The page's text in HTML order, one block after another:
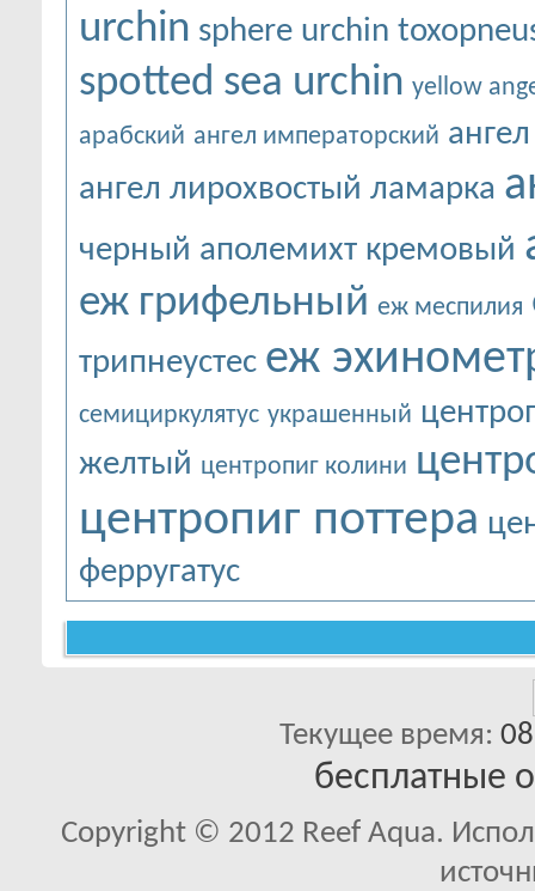
urchin sphere urchin
spotted sea urchin yellow
арабский ангел императорский
ангел лирохвостый ламарка
черный аполемихт кремовый
еж грифельный еж меспилия
трипнеустес еж
семициркулятус украшенный
желтый центропиг колини
центропиг поттера
ферругатус
Текущее время:
бесплатные
Copyright © 2012 Reef Aqua.